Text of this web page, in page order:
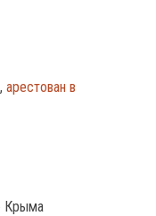
арестован в
Крыма